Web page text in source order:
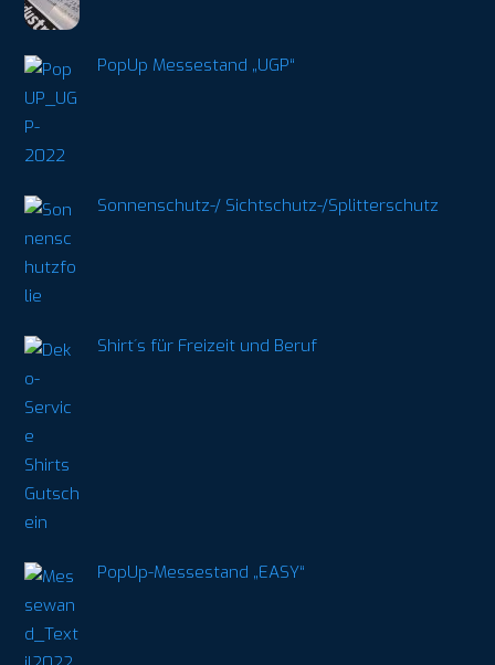
PopUp Messestand „UGP“
Sonnenschutz-/ Sichtschutz-/Splitterschutz
Shirt´s für Freizeit und Beruf
PopUp-Messestand „EASY“